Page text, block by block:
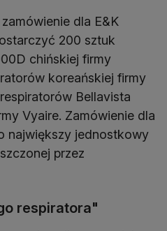
dla E&K
200 sztuk
chińskiej firmy
koreańskiej firmy
Bellavista
Vyaire. Zamówienie dla
największy jednostkowy
przez
respiratora"